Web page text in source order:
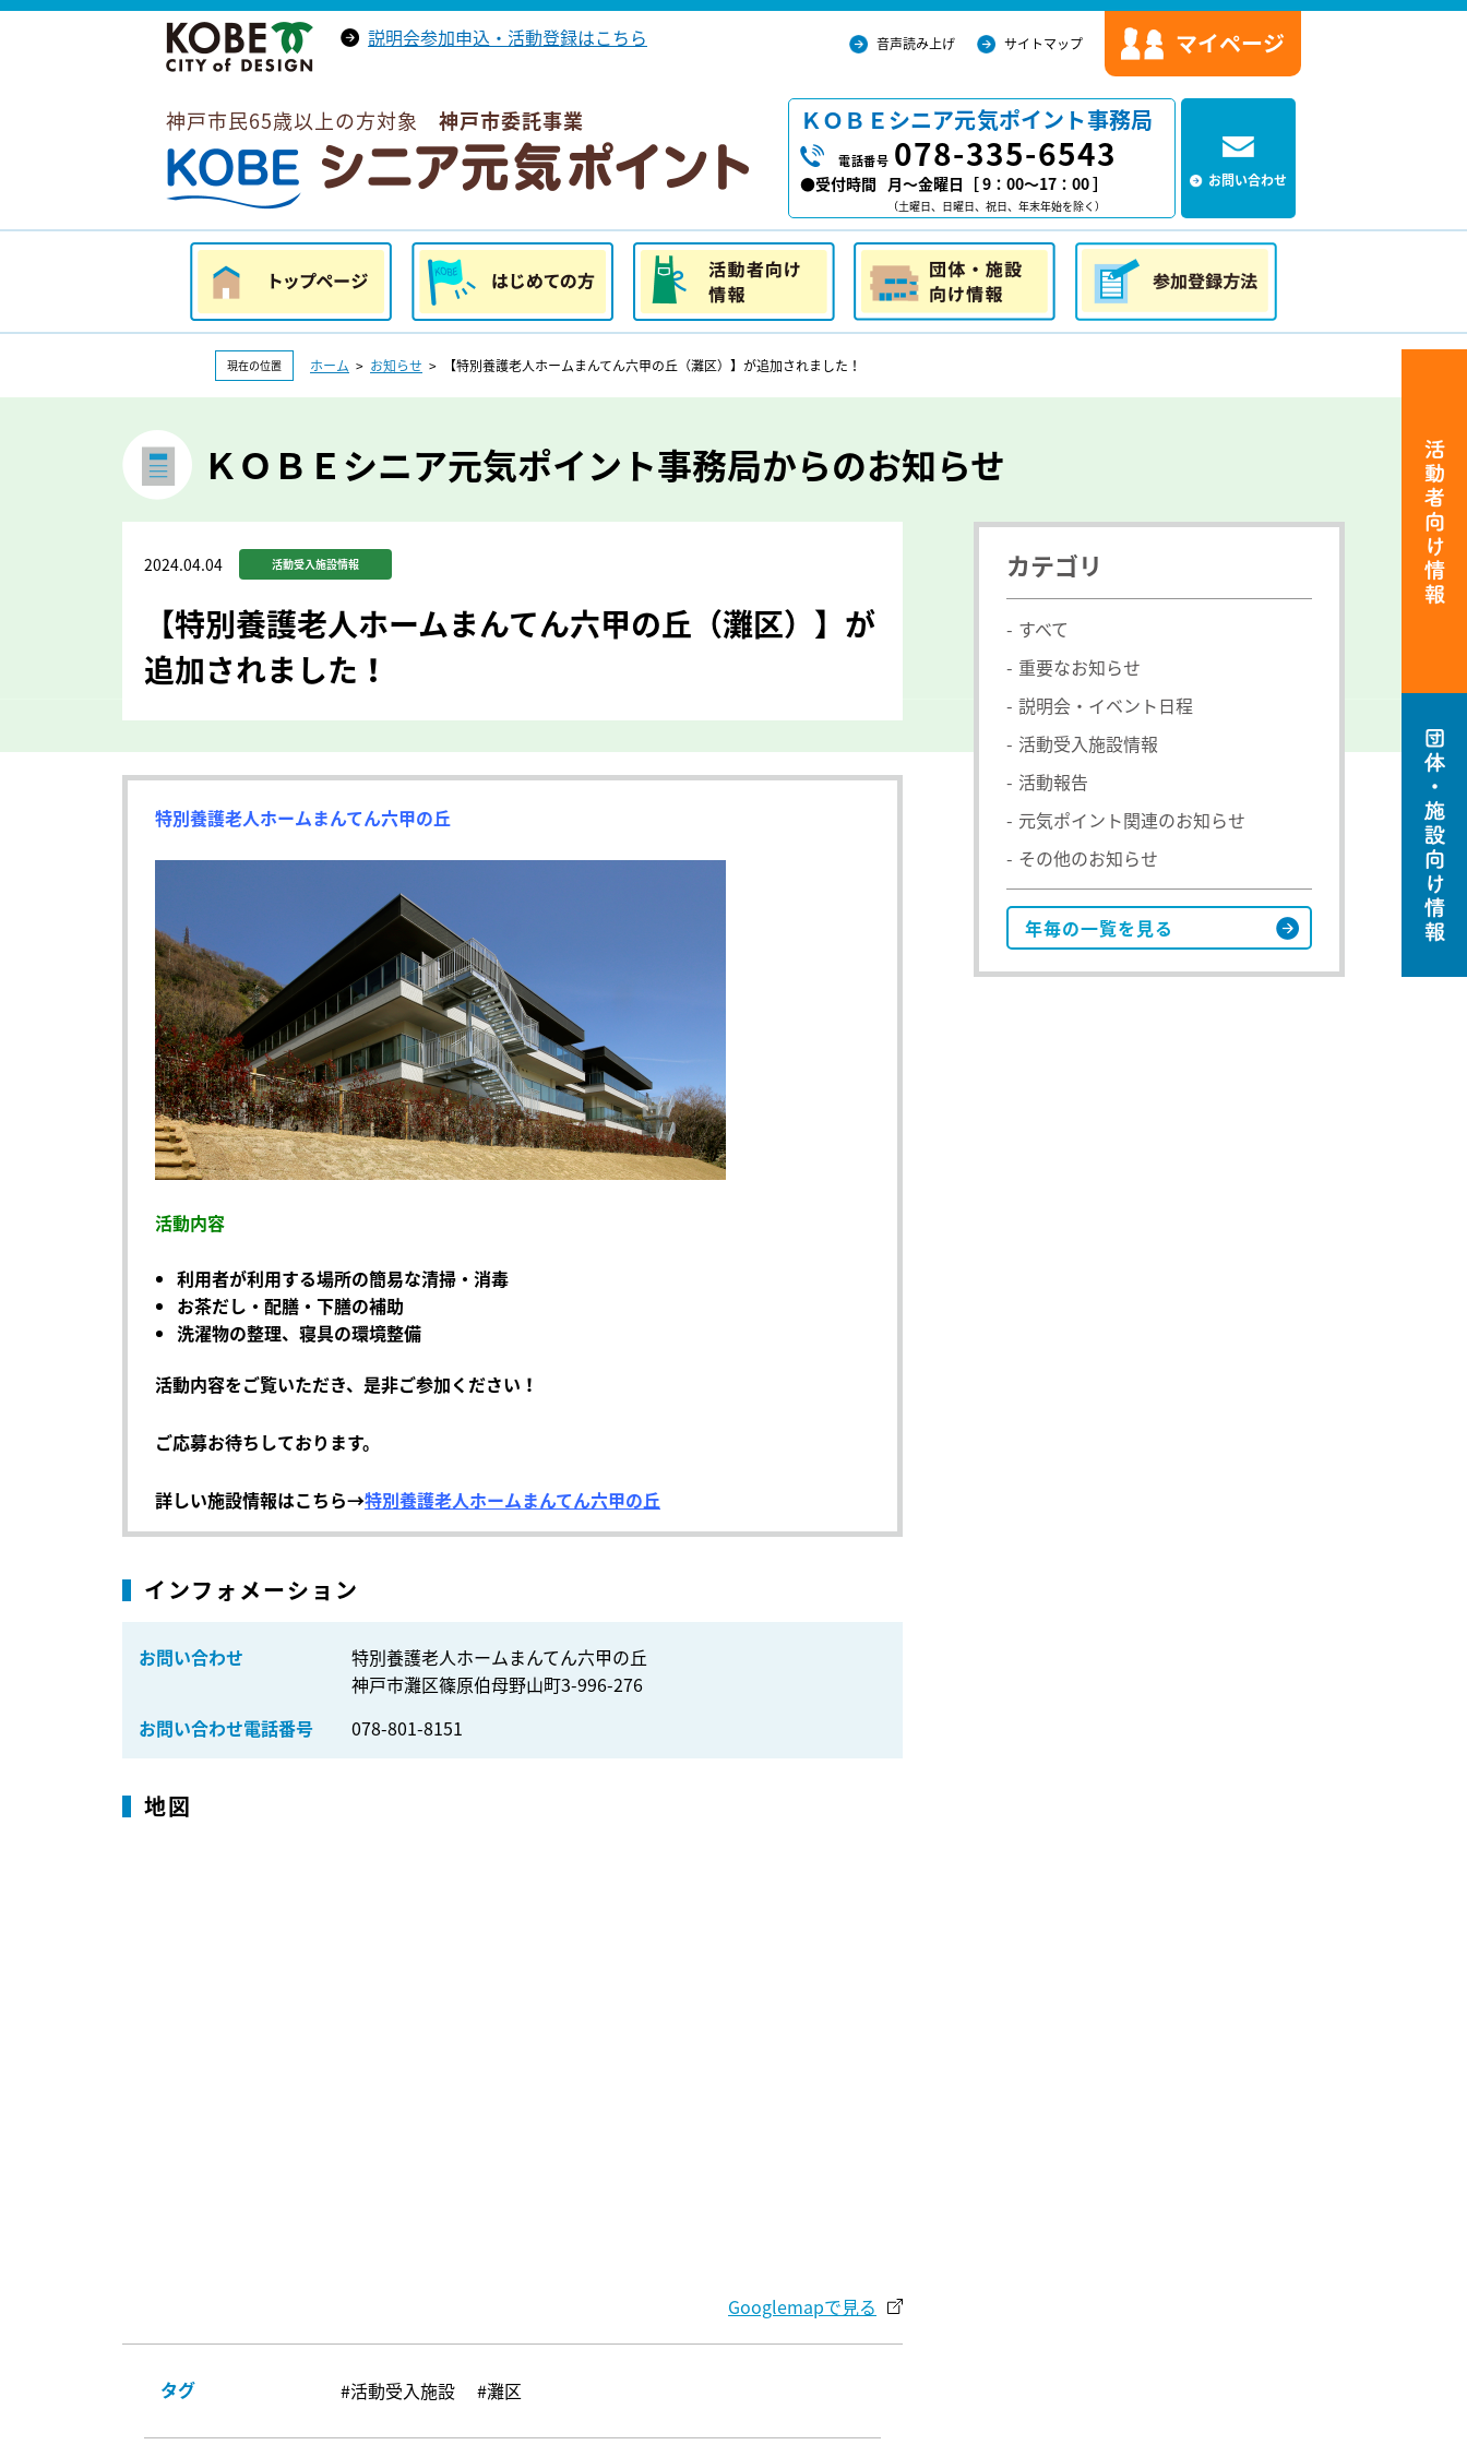
音声読み上げ サイトマップ マイページ
（外部リンク）
説明会参加申込・活動登録はこちら
神戸市民65歳以上の方対象 神戸市委託事業
ＫＯＢＥシニア元気ポイント
ＫＯＢＥシニア元気ポイント事務局
電話番号 078-335-6543
●受付時間 月～金曜日［ 9：00～17：00 ］
（土曜日、日曜日、祝日、年末年始を除く）
お問い合わせ
トップページ はじめての方 活動者向け情報 団体・施設向け情報 参加登録方法
現在の位置 ホーム > お知らせ > 【特別養護老人ホームまんてん六甲の丘（灘区）】が追加されました！
ＫＯＢＥシニア元気ポイント事務局からのお知らせ
2024.04.04 活動受入施設情報
【特別養護老人ホームまんてん六甲の丘（灘区）】が
追加されました！
特別養護老人ホームまんてん六甲の丘
活動内容
利用者が利用する場所の簡易な清掃・消毒
お茶だし・配膳・下膳の補助
洗濯物の整理、寝具の環境整備
活動内容をご覧いただき、是非ご参加ください！
ご応募お待ちしております。
詳しい施設情報はこちら→特別養護老人ホームまんてん六甲の丘
インフォメーション
お問い合わせ
特別養護老人ホームまんてん六甲の丘
神戸市灘区篠原伯母野山町3-996-276
お問い合わせ電話番号
078-801-8151
地図
Googlemapで見る
タグ #活動受入施設 #灘区
カテゴリ
すべて
重要なお知らせ
説明会・イベント日程
活動受入施設情報
活動報告
元気ポイント関連のお知らせ
その他のお知らせ
向け情